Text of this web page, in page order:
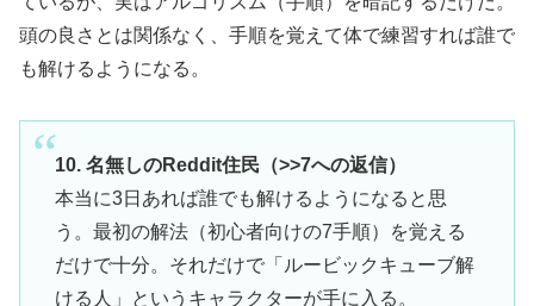
頭の良さとは関係なく、手順を覚えて体で練習すれば誰で
も解けるようになる。
10. 名無しのReddit住民（>>7への返信）
本当に3日あれば誰でも解けるようになると思
う。最初の解法（初心者向けの7手順）を覚える
だけで十分。それだけで「ルービックキューブ解
ける人」というキャラクターが手に入る。